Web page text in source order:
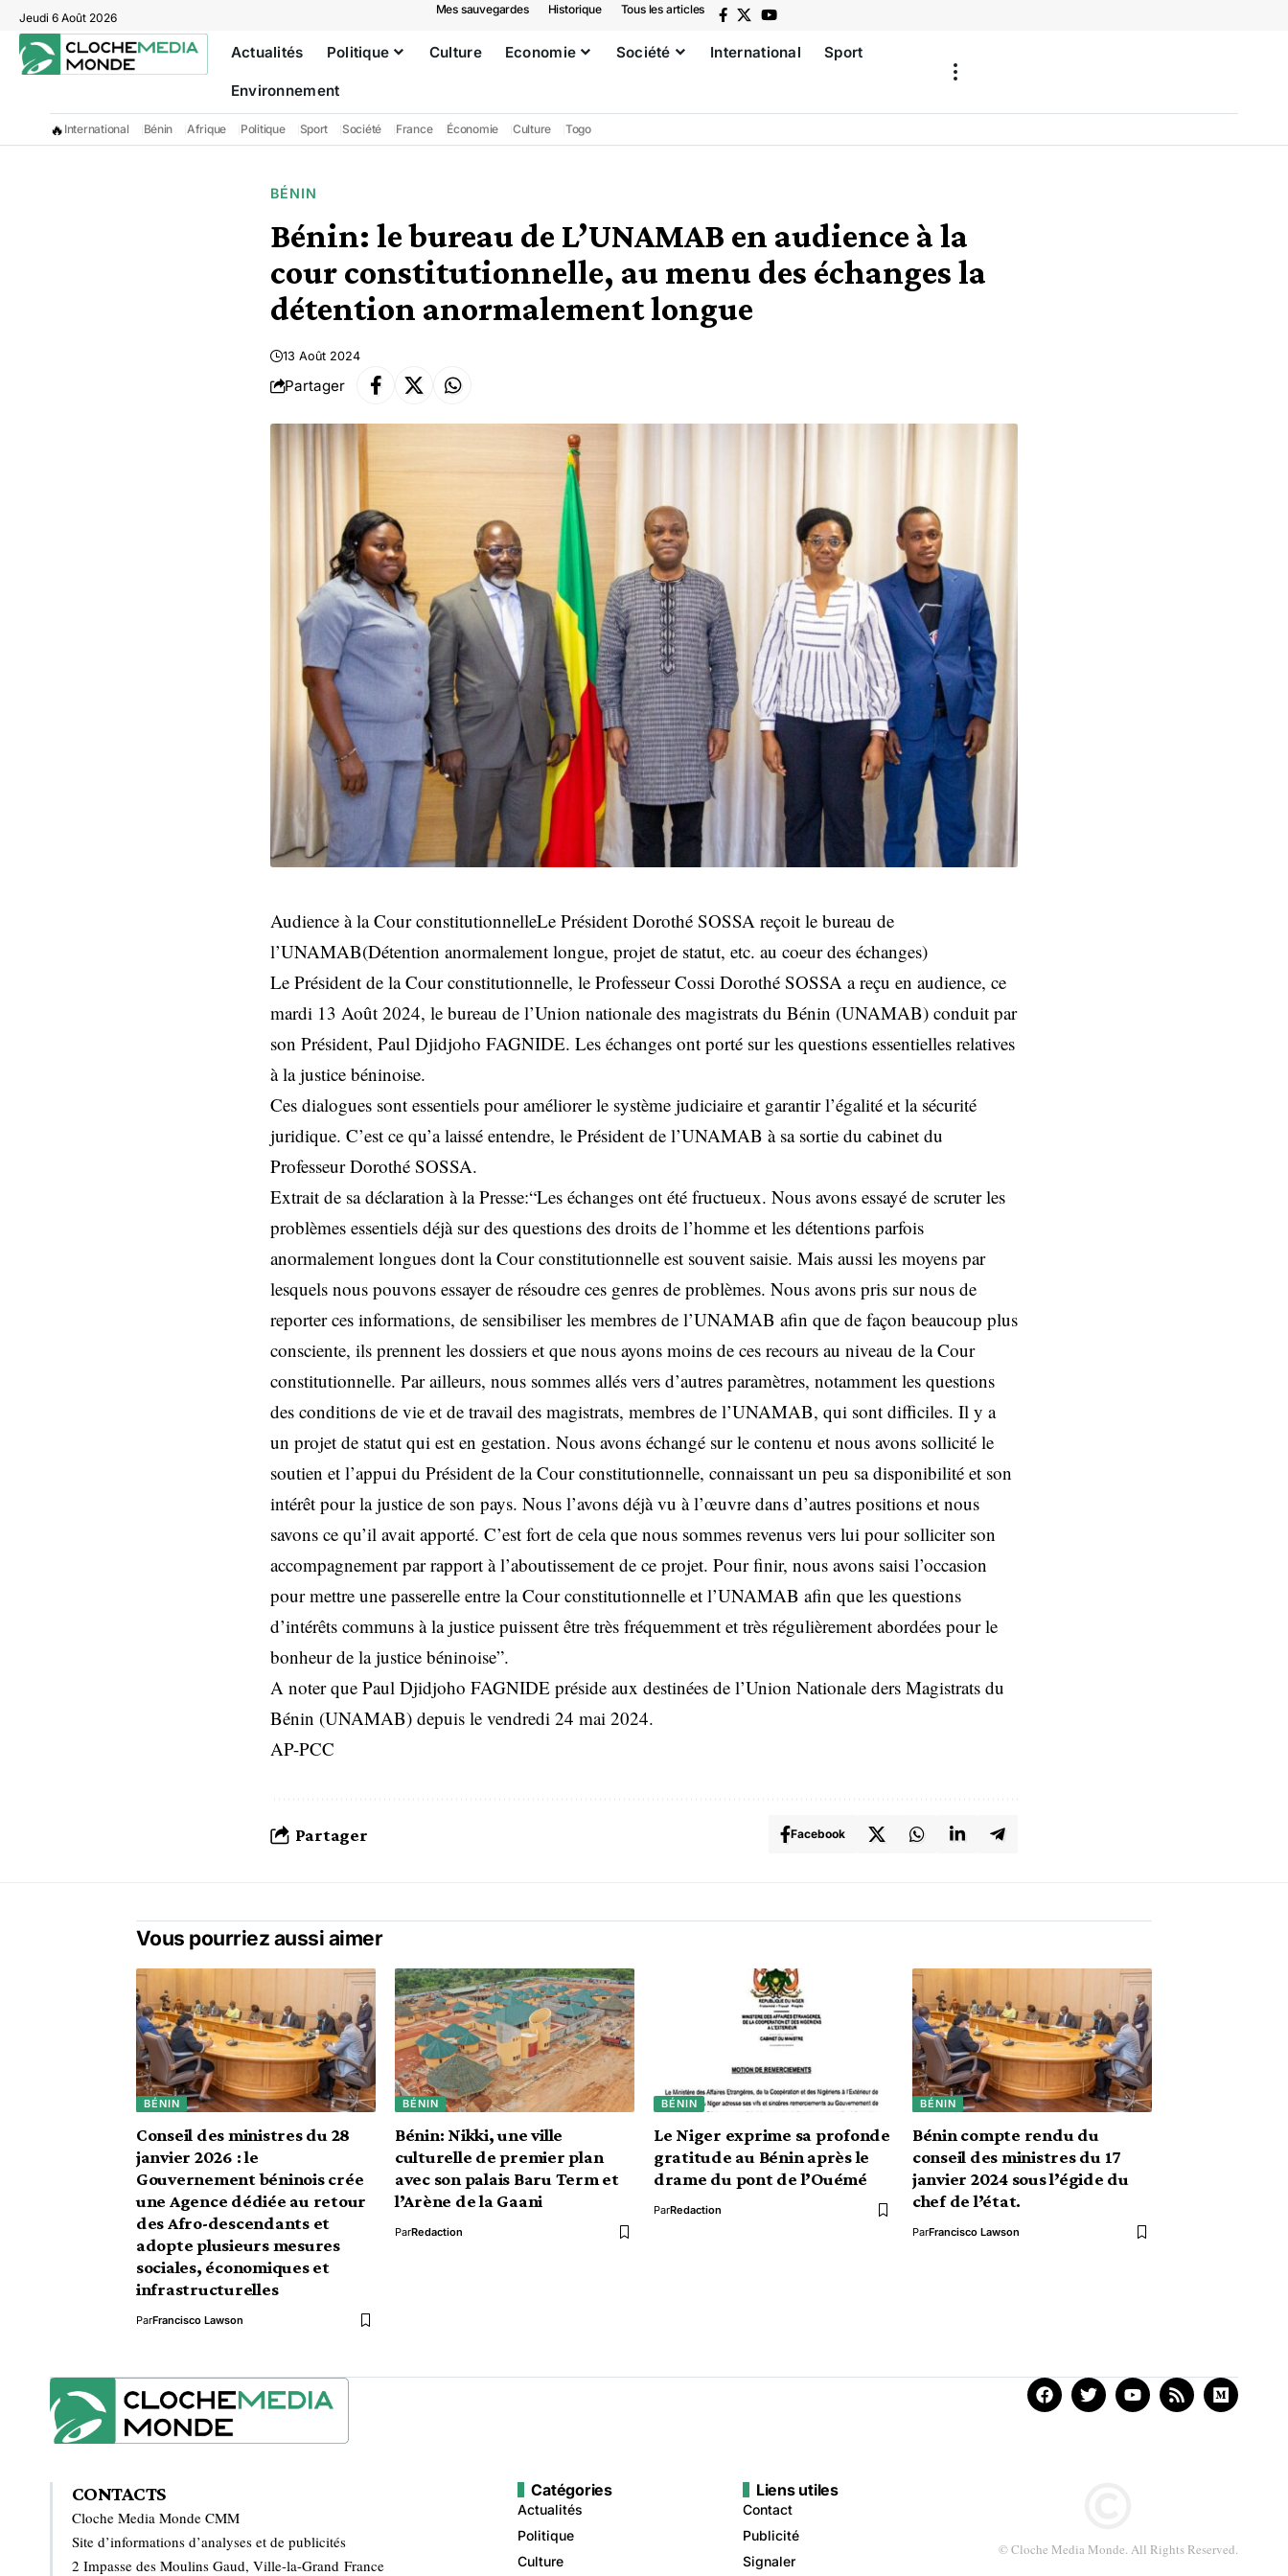
Jeudi 6 Août 2026
Mes sauvegardes Historique Tous les articles
Actualités Politique Culture Economie Société International Sport
Environnement
🔥 International Bénin Afrique Politique Sport Société France Économie Culture Togo
BÉNIN
Bénin: le bureau de L’UNAMAB en audience à la
cour constitutionnelle, au menu des échanges la
détention anormalement longue
13 Août 2024
Partager
Audience à la Cour constitutionnelleLe Président Dorothé SOSSA reçoit le bureau de
l’UNAMAB(Détention anormalement longue, projet de statut, etc. au coeur des échanges)
Le Président de la Cour constitutionnelle, le Professeur Cossi Dorothé SOSSA a reçu en audience, ce
mardi 13 Août 2024, le bureau de l’Union nationale des magistrats du Bénin (UNAMAB) conduit par
son Président, Paul Djidjoho FAGNIDE. Les échanges ont porté sur les questions essentielles relatives
à la justice béninoise.
Ces dialogues sont essentiels pour améliorer le système judiciaire et garantir l’égalité et la sécurité
juridique. C’est ce qu’a laissé entendre, le Président de l’UNAMAB à sa sortie du cabinet du
Professeur Dorothé SOSSA.
Extrait de sa déclaration à la Presse:“Les échanges ont été fructueux. Nous avons essayé de scruter les
problèmes essentiels déjà sur des questions des droits de l’homme et les détentions parfois
anormalement longues dont la Cour constitutionnelle est souvent saisie. Mais aussi les moyens par
lesquels nous pouvons essayer de résoudre ces genres de problèmes. Nous avons pris sur nous de
reporter ces informations, de sensibiliser les membres de l’UNAMAB afin que de façon beaucoup plus
consciente, ils prennent les dossiers et que nous ayons moins de ces recours au niveau de la Cour
constitutionnelle. Par ailleurs, nous sommes allés vers d’autres paramètres, notamment les questions
des conditions de vie et de travail des magistrats, membres de l’UNAMAB, qui sont difficiles. Il y a
un projet de statut qui est en gestation. Nous avons échangé sur le contenu et nous avons sollicité le
soutien et l’appui du Président de la Cour constitutionnelle, connaissant un peu sa disponibilité et son
intérêt pour la justice de son pays. Nous l’avons déjà vu à l’œuvre dans d’autres positions et nous
savons ce qu’il avait apporté. C’est fort de cela que nous sommes revenus vers lui pour solliciter son
accompagnement par rapport à l’aboutissement de ce projet. Pour finir, nous avons saisi l’occasion
pour mettre une passerelle entre la Cour constitutionnelle et l’UNAMAB afin que les questions
d’intérêts communs à la justice puissent être très fréquemment et très régulièrement abordées pour le
bonheur de la justice béninoise”.
A noter que Paul Djidjoho FAGNIDE préside aux destinées de l’Union Nationale ders Magistrats du
Bénin (UNAMAB) depuis le vendredi 24 mai 2024.
AP-PCC
Partager Facebook
Vous pourriez aussi aimer
BÉNIN
Conseil des ministres du 28
janvier 2026 : le
Gouvernement béninois crée
une Agence dédiée au retour
des Afro-descendants et
adopte plusieurs mesures
sociales, économiques et
infrastructurelles
ParFrancisco Lawson
BÉNIN
Bénin: Nikki, une ville
culturelle de premier plan
avec son palais Baru Term et
l’Arène de la Gaani
ParRedaction
BÉNIN
Le Niger exprime sa profonde
gratitude au Bénin après le
drame du pont de l’Ouémé
ParRedaction
BÉNIN
Bénin compte rendu du
conseil des ministres du 17
janvier 2024 sous l’égide du
chef de l’état.
ParFrancisco Lawson
CONTACTS
Cloche Media Monde CMM
Site d’informations d’analyses et de publicités
2 Impasse des Moulins Gaud, Ville-la-Grand France
Catégories
Actualités
Politique
Culture
Liens utiles
Contact
Publicité
Signaler
© Cloche Media Monde. All Rights Reserved.